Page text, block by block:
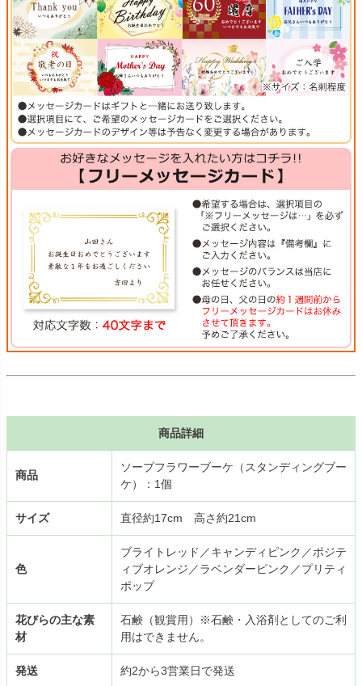
商品詳細
商品
ソープフラワーブーケ（スタンディングブー
ケ）：1個
サイズ 直径約17cm 高さ約21cm
色
ブライトレッド／キャンディピンク／ポジテ
ィブオレンジ／ラベンダーピンク／プリティ
ポップ
花びらの主な素
材
石鹸（観賞用）※石鹸・入浴剤としてのご利
用はできません。
発送 約2から3営業日で発送